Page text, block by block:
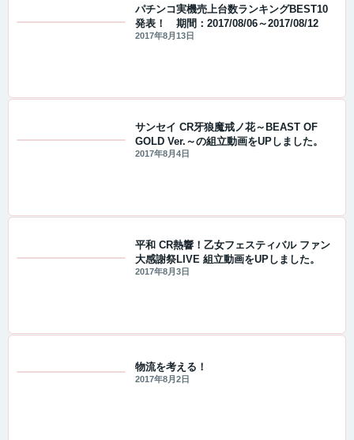
パチンコ実機売上台数ランキングBEST10
発表！ 期間：2017/08/06～2017/08/12
2017年8月13日
サンセイ CR牙狼魔戒ノ花～BEAST OF
GOLD Ver.～の組立動画をUPしました。
2017年8月4日
平和 CR熱響！乙女フェスティバル ファン
大感謝祭LIVE 組立動画をUPしました。
2017年8月3日
物流を考える！
2017年8月2日